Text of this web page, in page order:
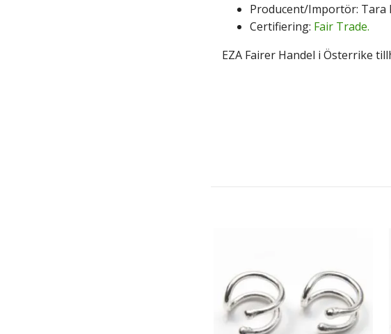
Producent/Importör: Tara
Certifiering: Fair Trade.
EZA Fairer Handel i Österrike